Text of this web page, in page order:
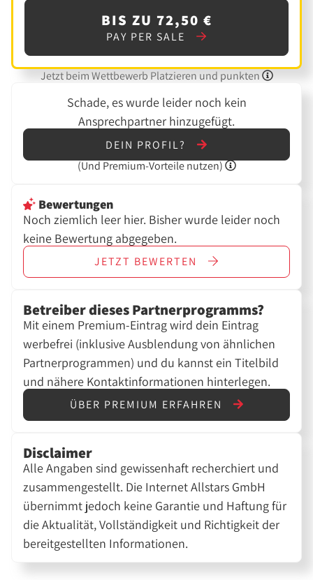
BIS ZU 72,50 €
PAY PER SALE
Jetzt beim Wettbewerb Platzieren und punkten
Schade, es wurde leider noch kein
Ansprechpartner hinzugefügt.
DEIN PROFIL?
(Und Premium-Vorteile nutzen)
Bewertungen
Noch ziemlich leer hier. Bisher wurde leider noch
keine Bewertung abgegeben.
JETZT BEWERTEN
Betreiber dieses Partnerprogramms?
Mit einem Premium-Eintrag wird dein Eintrag
werbefrei (inklusive Ausblendung von ähnlichen
Partnerprogrammen) und du kannst ein Titelbild
und nähere Kontaktinformationen hinterlegen.
ÜBER PREMIUM ERFAHREN
Disclaimer
Alle Angaben sind gewissenhaft recherchiert und
zusammengestellt. Die Internet Allstars GmbH
übernimmt jedoch keine Garantie und Haftung für
die Aktualität, Vollständigkeit und Richtigkeit der
bereitgestellten Informationen.